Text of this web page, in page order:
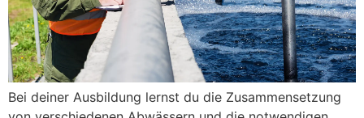
Bei deiner Ausbildung lernst du die Zusammensetzung